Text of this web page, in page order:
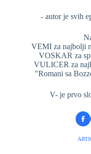
- autor je svih
VEMI za najbolji
VOSKAR za
VULICER za
"Romani sa
V- je prvo